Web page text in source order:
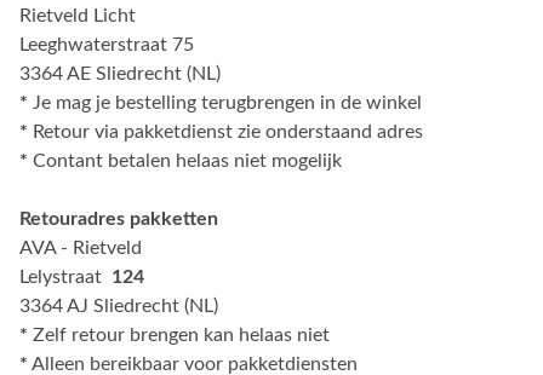
Rietveld Licht
Leeghwaterstraat 75
3364 AE Sliedrecht (NL)
* Je mag je bestelling terugbrengen in de winkel
* Retour via pakketdienst zie onderstaand adres
* Contant betalen helaas niet mogelijk
Retouradres pakketten
AVA - Rietveld
Lelystraat 124
3364 AJ Sliedrecht (NL)
* Zelf retour brengen kan helaas niet
* Alleen bereikbaar voor pakketdiensten